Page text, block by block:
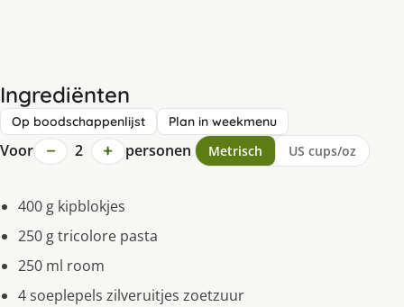
Ingrediënten
Op boodschappenlijst Plan in weekmenu
Voor − 2 + personen Metrisch US cups/oz
400 g kipblokjes
250 g tricolore pasta
250 ml room
4 soeplepels zilveruitjes zoetzuur